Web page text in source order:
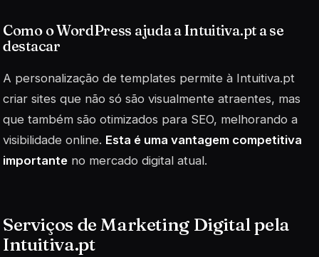
Como o WordPress ajuda a Intuitiva.pt a se
destacar
A personalização de templates permite à Intuitiva.pt
criar sites que não só são visualmente atraentes, mas
que também são otimizados para SEO, melhorando a
visibilidade online. Esta é uma vantagem competitiva
importante no mercado digital atual.
Serviços de Marketing Digital pela
Intuitiva.pt